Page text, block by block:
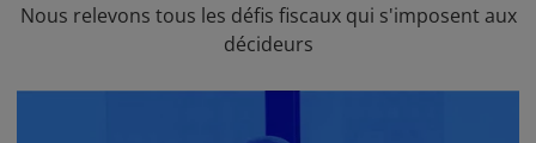
Nous relevons tous les défis fiscaux qui s'imposent aux
décideurs